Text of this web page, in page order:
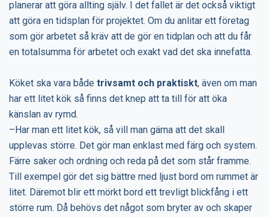
planerar att göra allting själv. I det fallet är det också viktigt
att göra en tidsplan för projektet. Om du anlitar ett företag
som gör arbetet så kräv att de gör en tidplan och att du får
en totalsumma för arbetet och exakt vad det ska innefatta.
Köket ska vara både trivsamt och praktiskt, även om man
har ett litet kök så finns det knep att ta till för att öka
känslan av rymd.
–Har man ett litet kök, så vill man gärna att det skall
upplevas större. Det gör man enklast med färg och system.
Färre saker och ordning och reda på det som står framme.
Till exempel gör det sig bättre med ljust bord om rummet är
litet. Däremot blir ett mörkt bord ett trevligt blickfång i ett
större rum. Då behövs det något som bryter av och skaper